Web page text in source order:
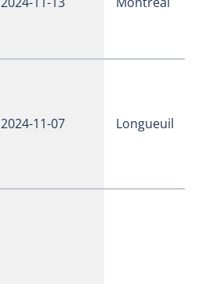
2024-11-07 Longueuil